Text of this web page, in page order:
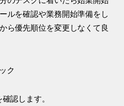
ルを確認や業務開始準備をし
ら優先順位を変更しなくて良
ク
認します。